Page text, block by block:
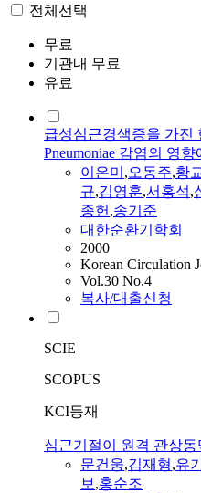
전체선택
무료
기관내 무료
유료
급성심근경색증을 가진
Pneumoniae 감염의 영
이은미 ,오동주,황
규,김영훈,서홍석,
종헌,송기준
대한순환기학회
2000
Korean Circulation
Vol.30 No.4
복사/대출신청
SCIE
SCOPUS
KCI등재
심근기절이 원격 관상
문건웅,김재형,유
보,홍순조